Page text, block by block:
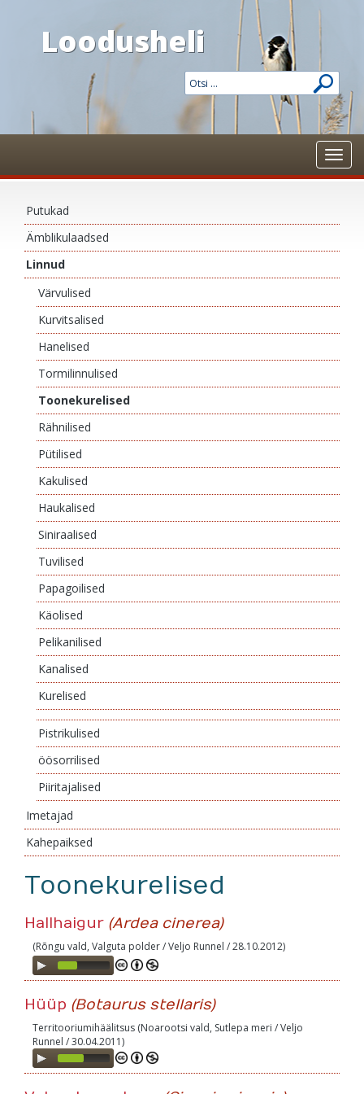
Loodusheli
Putukad
Ämblikulaadsed
Linnud
Värvulised
Kurvitsalised
Hanelised
Tormilinnulised
Toonekurelised
Rähnilised
Pütilised
Kakulised
Haukalised
Siniraalised
Tuvilised
Papagoilised
Käolised
Pelikanilised
Kanalised
Kurelised
Pistrikulised
öösorrilised
Piiritajalised
Imetajad
Kahepaiksed
Toonekurelised
Hallhaigur (Ardea cinerea)
(Rõngu vald, Valguta polder / Veljo Runnel / 28.10.2012)
Audio
Player
Hüüp (Botaurus stellaris)
Territooriumihäälitsus (Noarootsi vald, Sutlepa meri / Veljo
Runnel / 30.04.2011)
Audio
Player